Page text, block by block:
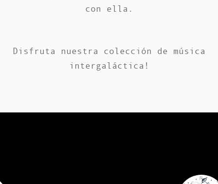
con ella.
Disfruta nuestra colección de música
intergaláctica!